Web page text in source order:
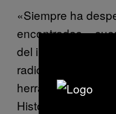
«Siempre ha
encontradas»,
del interés por el
radicales, pero
herramienta
Historia y para